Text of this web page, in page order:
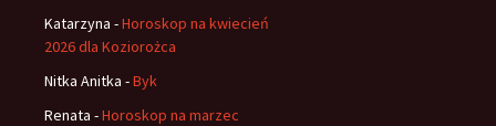
Katarzyna -Horoskop na kwiecień
2026 dla Koziorożca
Nitka Anitka -Byk
Renata -Horoskop na marzec